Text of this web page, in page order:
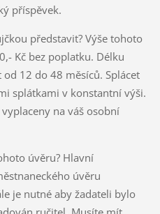
příspěvek.
představit? Výše tohoto
Kč bez poplatku. Délku
12 do 48 měsíců. Splácet
splátkami v konstantní výši.
na váš osobní
úvěru? Hlavní
úvěru
je nutné aby žadateli bylo